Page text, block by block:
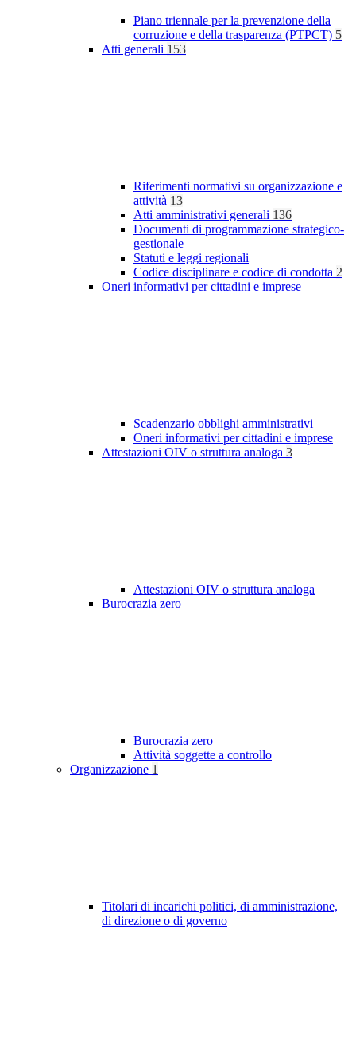
Piano triennale per la prevenzione della
corruzione e della trasparenza (PTPCT) 5
Atti generali 153
Riferimenti normativi su organizzazione e
attività 13
Atti amministrativi generali 136
Documenti di programmazione strategico-
gestionale
Statuti e leggi regionali
Codice disciplinare e codice di condotta 2
Oneri informativi per cittadini e imprese
Scadenzario obblighi amministrativi
Oneri informativi per cittadini e imprese
Attestazioni OIV o struttura analoga 3
Attestazioni OIV o struttura analoga
Burocrazia zero
Burocrazia zero
Attività soggette a controllo
Organizzazione 1
Titolari di incarichi politici, di amministrazione,
di direzione o di governo